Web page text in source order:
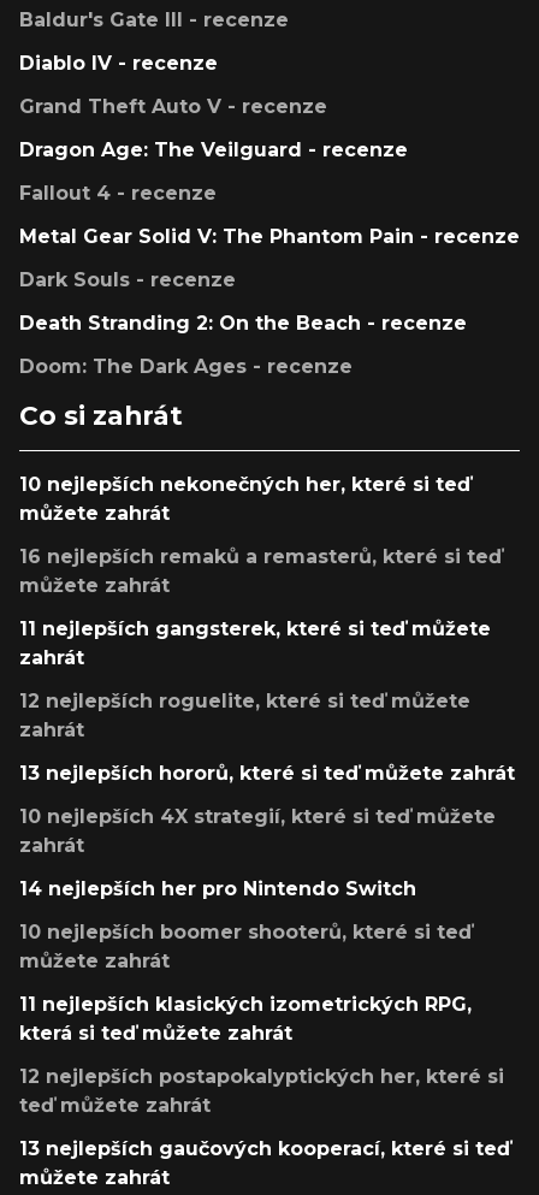
Baldur's Gate III - recenze
Diablo IV - recenze
Grand Theft Auto V - recenze
Dragon Age: The Veilguard - recenze
Fallout 4 - recenze
Metal Gear Solid V: The Phantom Pain - recenze
Dark Souls - recenze
Death Stranding 2: On the Beach - recenze
Doom: The Dark Ages - recenze
Co si zahrát
10 nejlepších nekonečných her, které si teď
můžete zahrát
16 nejlepších remaků a remasterů, které si teď
můžete zahrát
11 nejlepších gangsterek, které si teď můžete
zahrát
12 nejlepších roguelite, které si teď můžete
zahrát
13 nejlepších hororů, které si teď můžete zahrát
10 nejlepších 4X strategií, které si teď můžete
zahrát
14 nejlepších her pro Nintendo Switch
10 nejlepších boomer shooterů, které si teď
můžete zahrát
11 nejlepších klasických izometrických RPG,
která si teď můžete zahrát
12 nejlepších postapokalyptických her, které si
teď můžete zahrát
13 nejlepších gaučových kooperací, které si teď
můžete zahrát